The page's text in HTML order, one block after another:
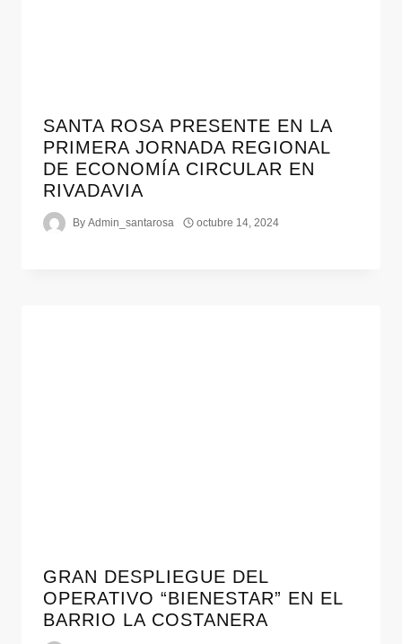
SANTA ROSA PRESENTE EN LA
PRIMERA JORNADA REGIONAL
DE ECONOMÍA CIRCULAR EN
RIVADAVIA
By Admin_santarosa octubre 14, 2024
GRAN DESPLIEGUE DEL
OPERATIVO “BIENESTAR” EN EL
BARRIO LA COSTANERA